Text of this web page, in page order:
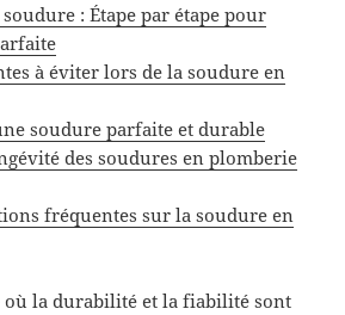
: Étape par étape pour
à éviter lors de la soudure en
soudure parfaite et durable
des soudures en plomberie
fréquentes sur la soudure en
où la durabilité et la fiabilité sont